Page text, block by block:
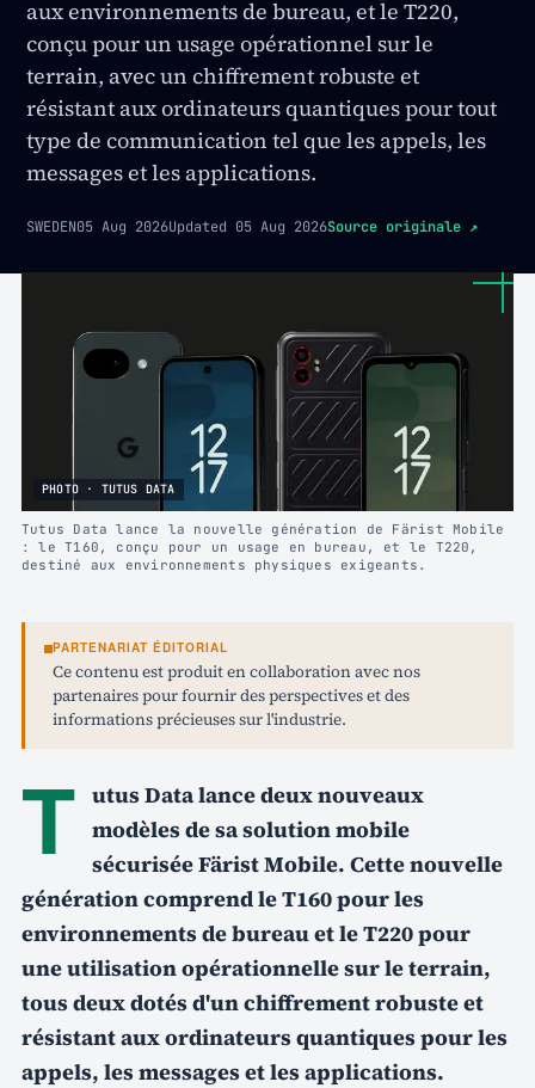
aux environnements de bureau, et le T220,
conçu pour un usage opérationnel sur le
terrain, avec un chiffrement robuste et
résistant aux ordinateurs quantiques pour tout
type de communication tel que les appels, les
messages et les applications.
SWEDEN05 Aug 2026Updated 05 Aug 2026Source originale ↗
PHOTO · TUTUS DATA
Tutus Data lance la nouvelle génération de Färist Mobile
: le T160, conçu pour un usage en bureau, et le T220,
destiné aux environnements physiques exigeants.
PARTENARIAT ÉDITORIAL
Ce contenu est produit en collaboration avec nos
partenaires pour fournir des perspectives et des
informations précieuses sur l'industrie.
T utus Data lance deux nouveaux
modèles de sa solution mobile
sécurisée Färist Mobile. Cette nouvelle
génération comprend le T160 pour les
environnements de bureau et le T220 pour
une utilisation opérationnelle sur le terrain,
tous deux dotés d'un chiffrement robuste et
résistant aux ordinateurs quantiques pour les
appels, les messages et les applications.